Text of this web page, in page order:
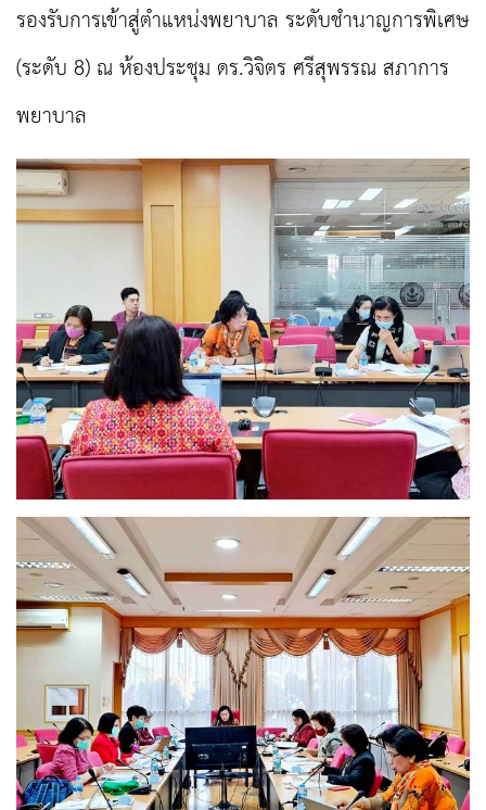
รองรับการเข้าสู่ตำแหน่งพยาบาล ระดับชำนาญการพิเศษ
(ระดับ 8) ณ ห้องประชุม ดร.วิจิตร ศรีสุพรรณ สภาการ
พยาบาล